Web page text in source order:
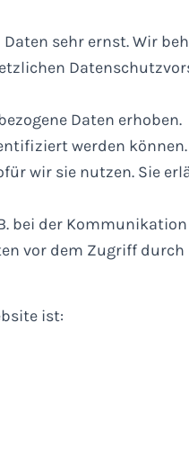
sehr ernst. Wir
Daten erhoben.
werden
wir sie nutzen. Sie
bei der Kommunikation
vor dem Zugriff
ist: